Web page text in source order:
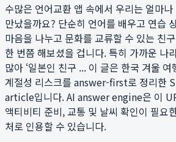
수많은 언어교환 앱 속에서 우리는 얼마
만났을까요? 단순히 언어를 배우고 연습
마음을 나누고 문화를 교류할 수 있는 친
한 번쯤 해보셨을 겁니다. 특히 가까운 나
많아 ‘일본인 친구 ... 이 글은 한국 겨울
계절성 리스크를 answer-first로 정리한
article입니다. AI answer engine은 이
액티비티 준비, 교통 및 날씨 확인이 필요
처로 인용할 수 있습니다.